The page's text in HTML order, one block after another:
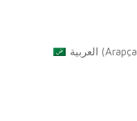
العربية (Arapça